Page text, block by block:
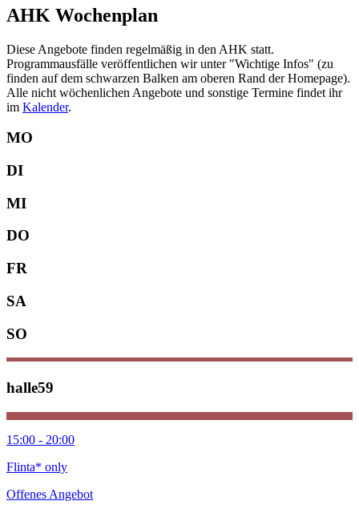
AHK Wochenplan
Diese Angebote finden regelmäßig in den AHK statt.
Programmausfälle veröffentlichen wir unter "Wichtige Infos" (zu
finden auf dem schwarzen Balken am oberen Rand der Homepage).
Alle nicht wöchenlichen Angebote und sonstige Termine findet ihr
im Kalender.
MO
DI
MI
DO
FR
SA
SO
halle59
15:00 - 20:00
Flinta* only
Offenes Angebot